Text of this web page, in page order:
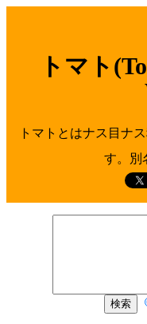
トマト
トマトとはナス目ナ
す。別